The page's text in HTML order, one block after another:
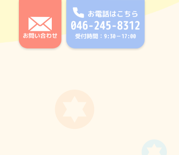
お問い合わせ
お電話はこちら
046-245-8312
受付時間：9:30－17:00